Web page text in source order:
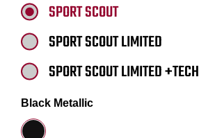
SPORT SCOUT
SPORT SCOUT LIMITED
SPORT SCOUT LIMITED +TECH
Black Metallic